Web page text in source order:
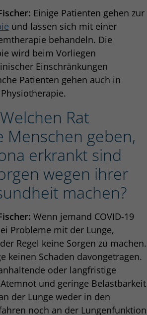
Einige Patienten gehen zur
und lassen sich mit einer
behandeln. Die
wird beim Vorliegen
Einschränkungen
Patienten gehen auch in
Rat
Menschen geben,
erkrankt sind
wegen ihrer
machen?
Wenn jemand COVID-19
Probleme mit der Lunge,
Regel keine Sorgen zu machen.
keinen Schaden davongetragen.
oder langfristige
und geringe Belastbarkeit
der Lunge weder in den
noch an der Lungenfunktion